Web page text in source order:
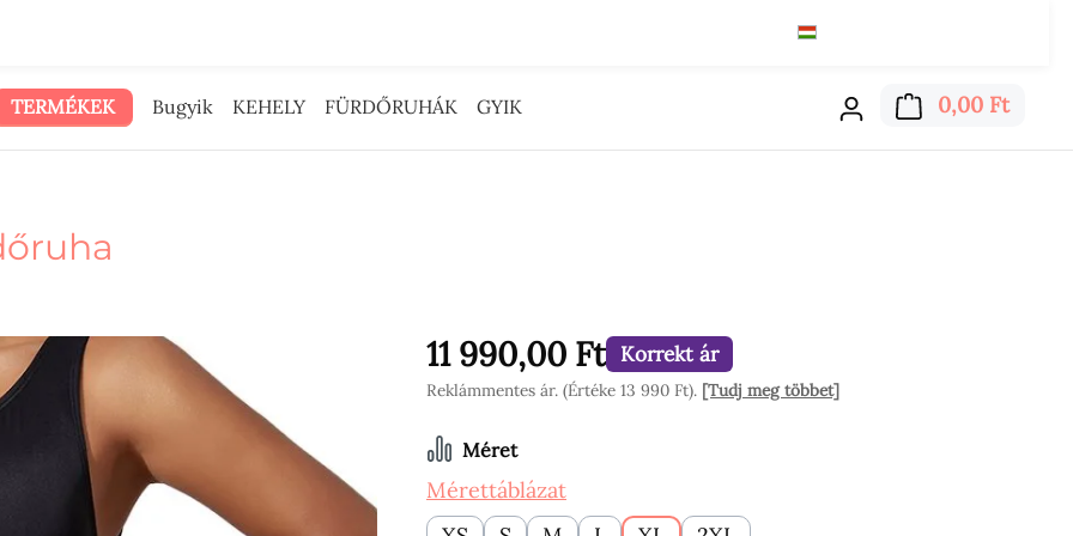
0,00 FtA
TERMÉKEK Bugyik KEHELY FÜRDŐRUHÁK GYIK
11 990,00 Ft Korrekt ár
Reklámmentes ár. (Értéke 13 990 Ft). [Tudj meg többet]
Válasszon
Méret
Mérettáblázat